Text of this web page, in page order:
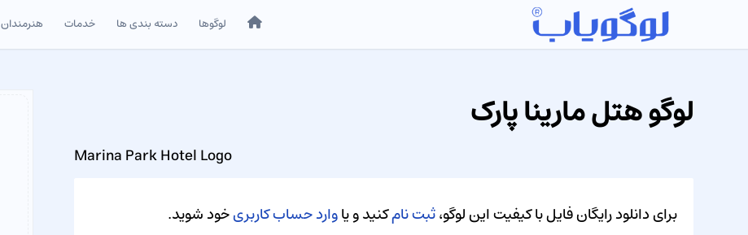
خانه لوگوها دسته بندی ها خدمات هنرمندان
لوگو هتل مارینا پارک
Marina Park Hotel Logo
برای دانلود رایگان فایل با کیفیت این لوگو،ثبت نامکنید و یاوارد حساب کاربریخود شوید.